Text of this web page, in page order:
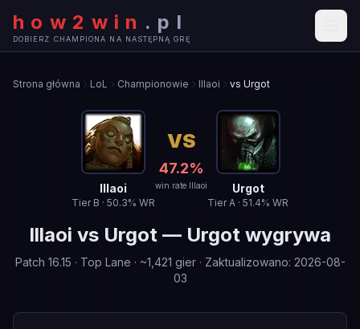
how2win . pl
DOBIERZ CHAMPIONA NA NASTĘPNĄ GRĘ
Strona główna LoL Championowie Illaoi vs Urgot
Illaoi
Tier B · 50.3% WR
VS
47.2%
win rate Illaoi Urgot
TierA · 51.4% WR
Illaoi vs Urgot — Urgot wygrywa
Patch 16.15 · Top Lane · ~1,421 gier· Zaktualizowano: 2026-08-
03